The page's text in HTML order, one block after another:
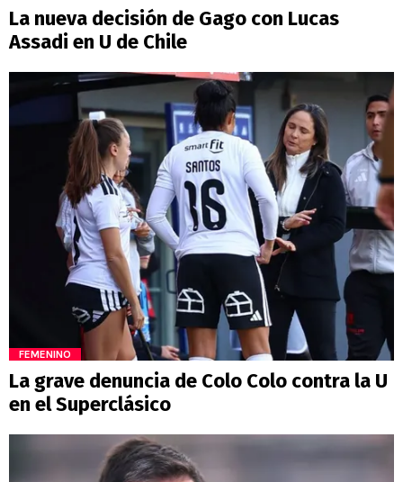
La nueva decisión de Gago con Lucas
Assadi en U de Chile
FEMENINO
La grave denuncia de Colo Colo contra la U
en el Superclásico